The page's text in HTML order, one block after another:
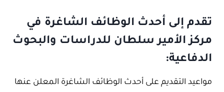
تقدم إلى أحدث الوظائف الشاغرة في
مركز الأمير سلطان للدراسات والبحوث
الدفاعية:
مواعيد التقديم على أحدث الوظائف الشاغرة المعلن عنها